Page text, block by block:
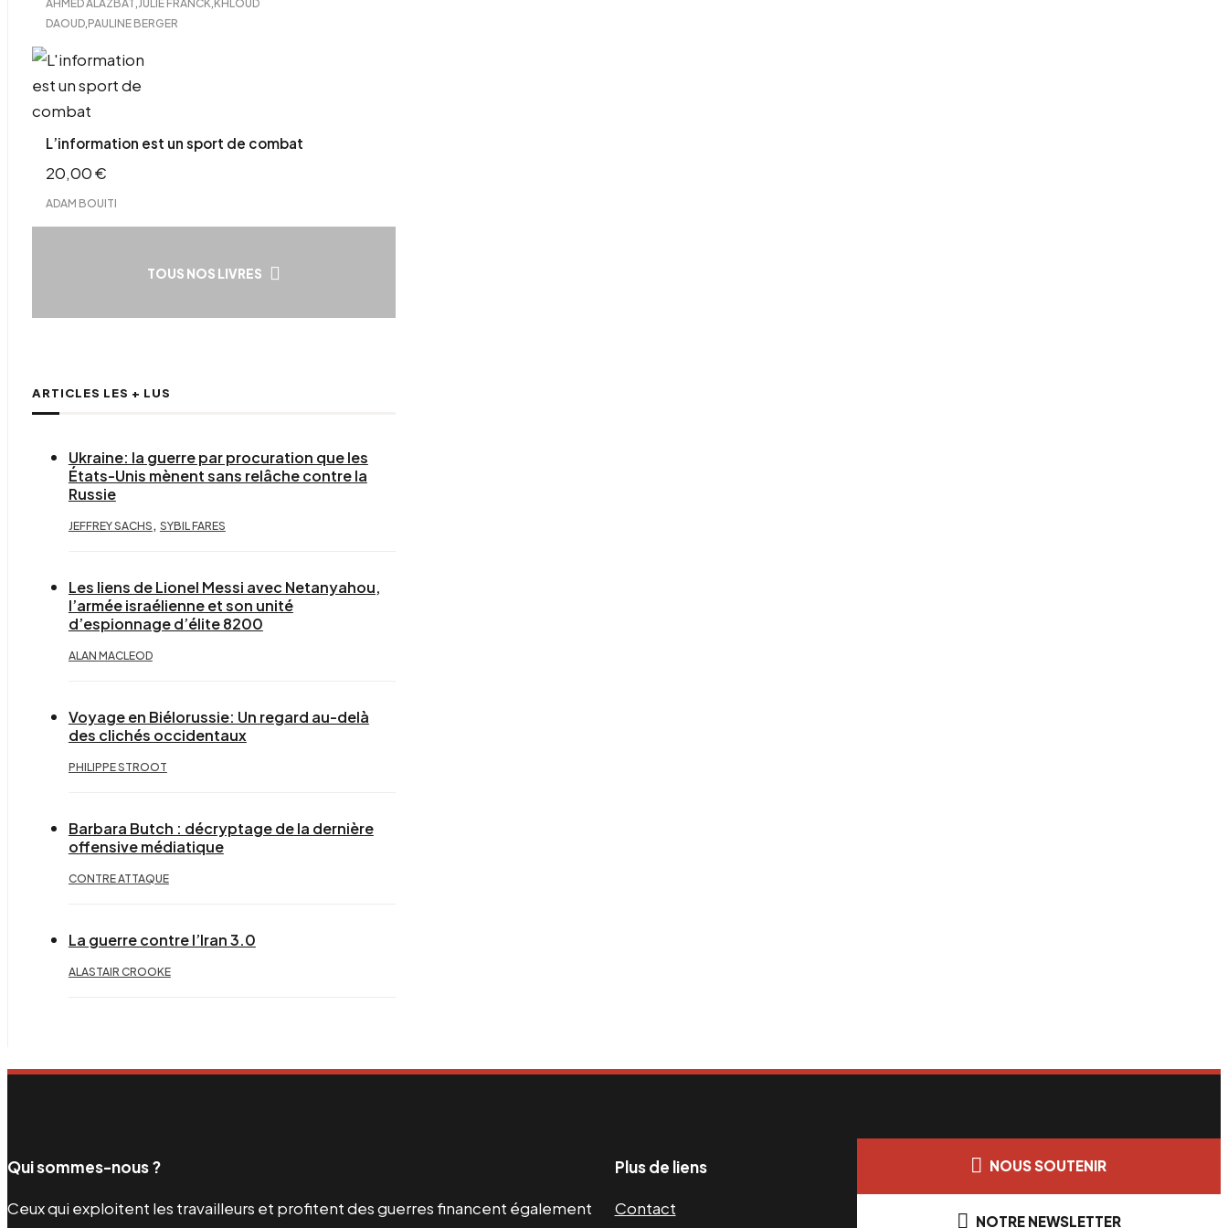
AHMED ALAZBAT JULIE FRANCK KHLOUD
DAOUD, PAULINE BERGER
L’information est un sport de combat
20,00€
ADAM BOUITI
TOUS NOS LIVRES
ARTICLES LES + LUS
Ukraine: la guerre par procuration que les
États-Unis mènent sans relâche contre la
Russie
JEFFREY SACHS, SYBIL FARES
Les liens de Lionel Messi avec Netanyahou,
l’armée israélienne et son unité
d’espionnage d’élite 8200
ALAN MACLEOD
Voyage en Biélorussie: Un regard au-delà
des clichés occidentaux
PHILIPPE STROOT
Barbara Butch : décryptage de la dernière
offensive médiatique
CONTRE ATTAQUE
La guerre contre l’Iran 3.0
ALASTAIR CROOKE
Qui sommes-nous ?
Ceux qui exploitent les travailleurs et profitent des guerres financent également
Plus de liens
Contact
NOUS SOUTENIR
NOTRE NEWSLETTER